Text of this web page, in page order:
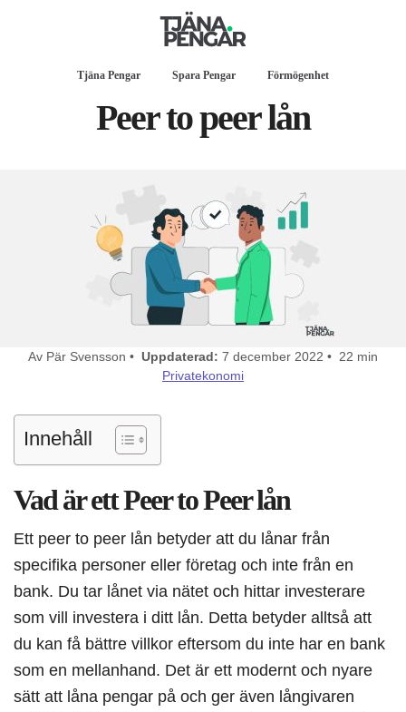
Tjäna Pengar Spara Pengar Förmögenhet
Peer to peer lån
Av Pär Svensson • Uppdaterad: 7 december 2022 • 22 min
Privatekonomi
Innehåll
Vad är ett Peer to Peer lån
Ett peer to peer lån betyder att du lånar från
specifika personer eller företag och inte från en
bank. Du tar lånet via nätet och hittar investerare
som vill investera i ditt lån. Detta betyder alltså att
du kan få bättre villkor eftersom du inte har en bank
som en mellanhand. Det är ett modernt och nyare
sätt att låna pengar på och ger även långivaren